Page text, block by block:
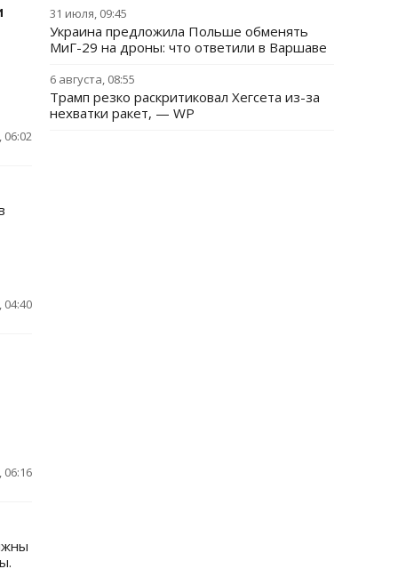
06:02
04:40
06:16
31 июля, 09:45
Украина предложила Польше обменять
МиГ-29 на дроны: что ответили в Варшаве
6 августа, 08:55
Трамп резко раскритиковал Хегсета из-за
нехватки ракет, — WP